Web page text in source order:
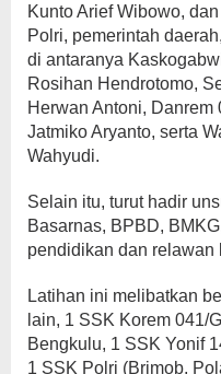
Kunto Arief Wibowo,
Polri, pemerintah
di antaranya
Rosihan Hendrotomo,
Herwan Antoni, Danrem
Jatmiko Aryanto, serta
Wahyudi.
Selain itu, turut hadir
Basarnas, BPBD,
pendidikan dan relawan
Latihan ini melibatkan
lain, 1 SSK Korem 041/
Bengkulu, 1 SSK Yonif
1 SSK Polri (Brimob,